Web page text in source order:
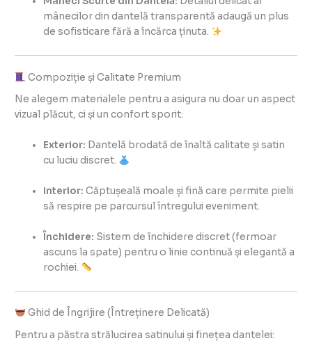
mânecilor din dantelă transparentă adaugă un plus
de sofisticare fără a încărca ținuta.
Compoziție și Calitate Premium
Ne alegem materialele pentru a asigura nu doar un aspect
vizual plăcut, ci și un confort sporit:
Exterior: Dantelă brodată de înaltă calitate și satin
cu luciu discret.
Interior: Căptușeală moale și fină care permite pielii
să respire pe parcursul întregului eveniment.
Închidere: Sistem de închidere discret (fermoar
ascuns la spate) pentru o linie continuă și elegantă a
rochiei.
Ghid de Îngrijire (Întreținere Delicată)
Pentru a păstra strălucirea satinului și finețea dantelei: